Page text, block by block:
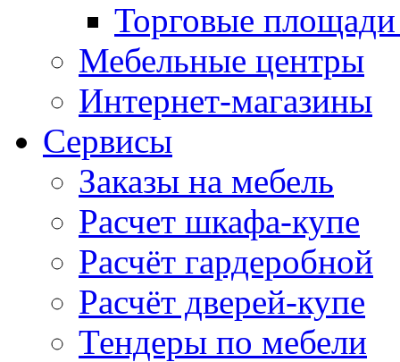
Торговые
Мебельные центры
Интернет-магазины
Сервисы
Заказы на мебель
Расчет шкафа-купе
Расчёт гардеробной
Расчёт дверей-купе
Тендеры по мебели